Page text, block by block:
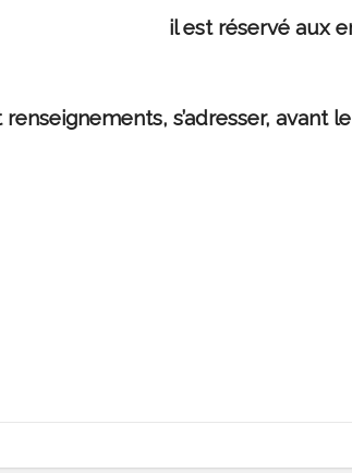
il est réservé aux
s’adresser, avant le